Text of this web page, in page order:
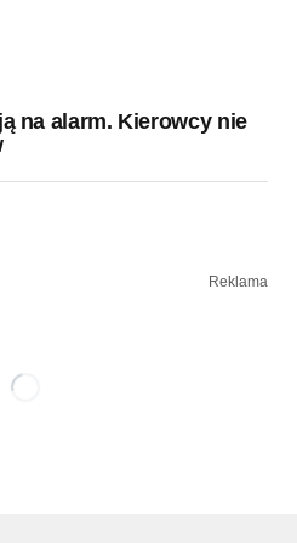
na alarm. Kierowcy nie
Reklama